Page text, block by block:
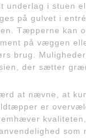
underlag i stuen
på gulvet i
Tæpperne kan
på væggen
brug.
der sætter
at nævne, at
er
som